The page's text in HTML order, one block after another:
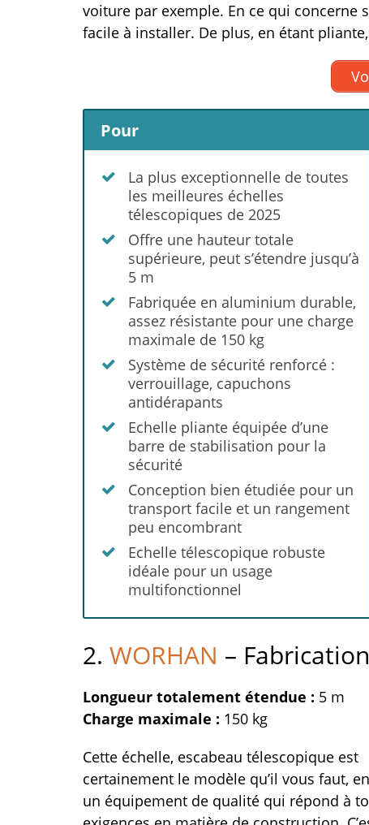
voiture par exemple. En ce qui
facile à installer. De plus, en étant
Pour
La plus exceptionnelle de toutes
les meilleures échelles
télescopiques de 2025
Offre une hauteur totale
supérieure, peut s’étendre jusqu’à
5 m
Fabriquée en aluminium durable,
assez résistante pour une charge
maximale de 150 kg
Système de sécurité renforcé :
verrouillage, capuchons
antidérapants
Echelle pliante équipée d’une
barre de stabilisation pour la
sécurité
Conception bien étudiée pour un
transport facile et un rangement
peu encombrant
Echelle télescopique robuste
idéale pour un usage
multifonctionnel
2. WORHAN –
Longueur totalement étendue : 5 m
Charge maximale : 150 kg
Cette échelle, escabeau télescopique est
certainement le modèle qu’il vous faut,
un équipement de qualité qui répond à